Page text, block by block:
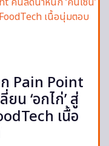
Pain Point
น ‘อกไก่’ สู่
เนื้อ